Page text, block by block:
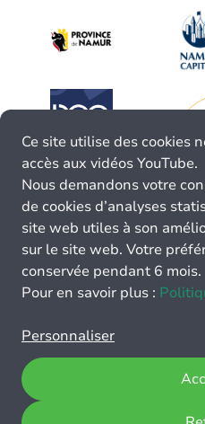
Ce site utilise des cookies
accès aux vidéos YouTube.
Nous demandons votre
de cookies d’analyses
site web utiles à son
sur le site web. Votre
conservée pendant 6 mois.
Pour en savoir plus :
Personnaliser